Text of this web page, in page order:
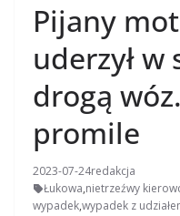
Pijany
uderzył w
drogą
promile
2023-07-24redakcja
Łukowa,nietrzeźwy
wypadek,wypadek z